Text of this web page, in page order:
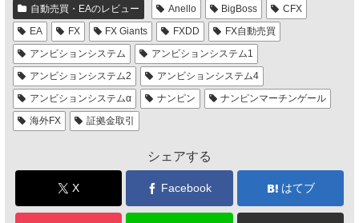
自動売買・EAのレビュー
Anello BigBoss
CFX
EA
FX FX Giants FXDD
FX自動売買
アンビションシステム
アンビションシステム1
アンビションシステム2
アンビションシステム4
アンビションシステムα
ナンピン
ナンピンマーチンゲール
海外FX
証拠金取引
シェアする
X Facebook はてブ